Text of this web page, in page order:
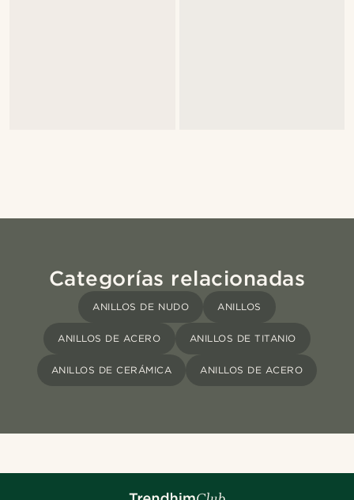
Categorías relacionadas
ANILLOS DE NUDO ANILLOS
ANILLOS DE ACERO ANILLOS DE TITANIO
ANILLOS DE CERÁMICA ANILLOS DE ACERO